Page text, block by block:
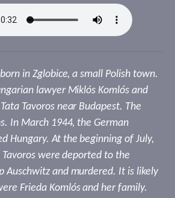
in Zglobice, a small Polish town.
lawyer Miklós Komlós and
Tavoros near Budapest. The
In March 1944, the German
Hungary. At the beginning of July,
were deported to the
Auschwitz and murdered. It is likely
Frieda Komlós and her family.